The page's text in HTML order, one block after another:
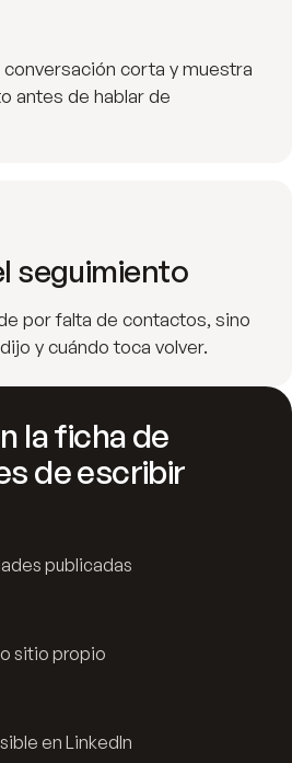
corta y muestra
antes de hablar de
seguimiento
por falta de contactos, sino
y cuándo toca volver.
la ficha de
de escribir
publicadas
sitio propio
en LinkedIn